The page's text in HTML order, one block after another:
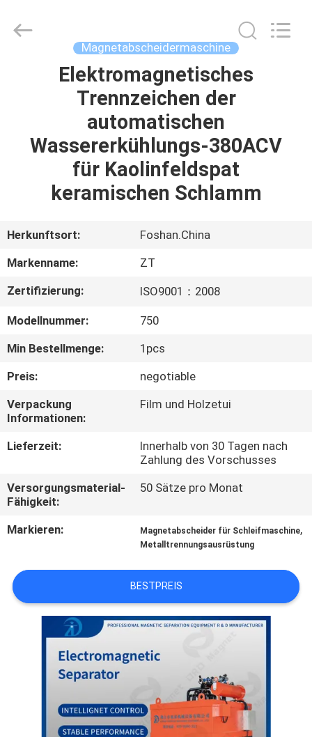
PRODUKTE
FABRIK-
AUSFLUG
QUALITÄTSKONTROLLE
TRETEN
SIE
UNS
IN
NEUIGKEITEN
UND
FÄLLE
SITEMAP
PRIVACY
POLICY
Ltd..
Magnetabscheidermaschine
Elektromagnetisches
Trennzeichen der
automatischen
Wassererkühlungs-380ACV
für Kaolinfeldspat
keramischen Schlamm
Herkunftsort:
Foshan.China
Markenname:
ZT
Zertifizierung:
ISO9001：2008
Modellnummer:
750
Min Bestellmenge:
1pcs
Preis:
negotiable
Verpackung
Informationen:
Film und Holzetui
Lieferzeit:
Innerhalb von 30 Tagen nach
Zahlung des Vorschusses
Versorgungsmaterial-
Fähigkeit:
50 Sätze pro Monat
Markieren: Magnetabscheider für Schleifmaschine,
Metalltrennungsausrüstung
BESTPREIS